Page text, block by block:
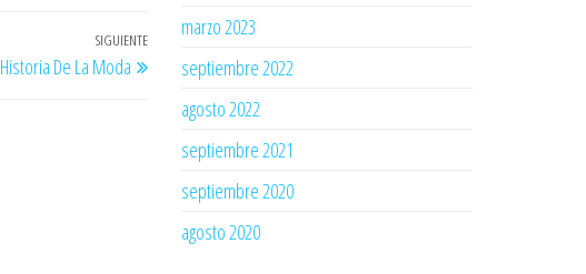
Entrada
siguiente
SIGUIENTE
Historia De La Moda
marzo 2023
septiembre 2022
agosto 2022
septiembre 2021
septiembre 2020
agosto 2020